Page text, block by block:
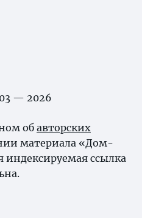
— 2026
об авторских
материала «Дом-
индексируемая ссылка